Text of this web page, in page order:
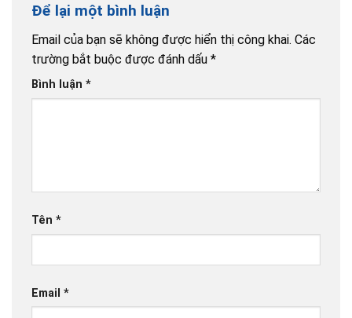
Để lại một bình luận
Email của bạn sẽ không được hiển thị công khai. Các
trường bắt buộc được đánh dấu *
Bình luận *
Tên *
Email *